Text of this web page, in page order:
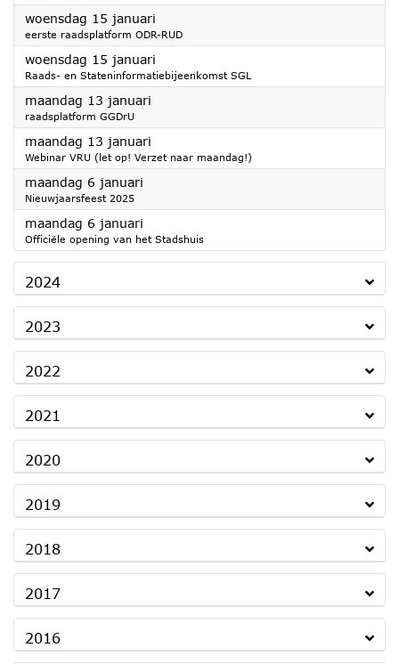
woensdag 15 januari
eerste raadsplatform ODR-RUD
woensdag 15 januari
Raads- en Stateninformatiebijeenkomst SGL
maandag 13 januari
raadsplatform GGDrU
maandag 13 januari
Webinar VRU (let op! Verzet naar maandag!)
maandag 6 januari
Nieuwjaarsfeest 2025
maandag 6 januari
Officiële opening van het Stadshuis
2024
2023
2022
2021
2020
2019
2018
2017
2016